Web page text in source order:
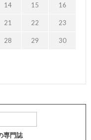
14 15 16
21 22 23
28 29 30
専門誌